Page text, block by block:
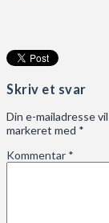
Skriv et svar
Din e-mailadresse
markeret med *
Kommentar *